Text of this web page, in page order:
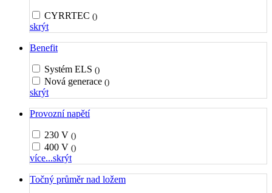
CYRRTEC ()
skrýt
Benefit
Systém ELS ()
Nová generace ()
skrýt
Provozní napětí
230 V ()
400 V ()
více...skrýt
Točný průměr nad ložem